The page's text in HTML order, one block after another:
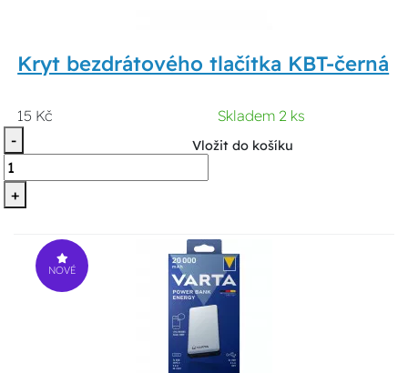
Kryt bezdrátového tlačítka KBT-černá
15 Kč
Skladem 2 ks
-
+
Vložit do košíku
NOVÉ